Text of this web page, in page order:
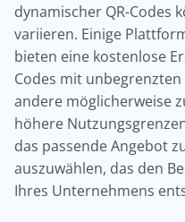
dynamischer QR-Codes
variieren. Einige
bieten eine kostenlose
Codes mit
andere möglicherweise
höhere
das passende Angebot
auszuwählen, das den
Ihres Unternehmens